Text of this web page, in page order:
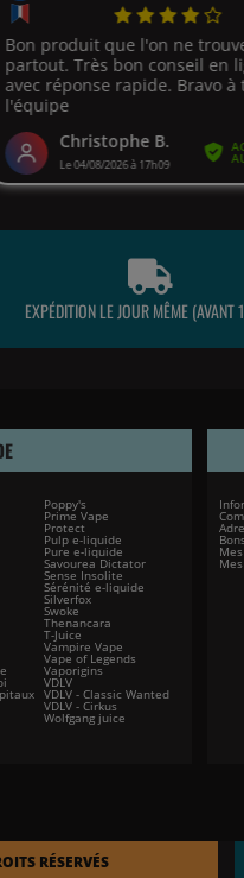
EXPÉDITION LE JOUR MÊME (AVANT
Poppy's
Prime Vape
Protect
Pulp e-liquide
Pure e-liquide
Savourea Dictator
Sense Insolite
Sérénité e-liquide
Silverfox
Swoke
Thenancara
T-Juice
Vampire Vape
Vape of Legends
Vaporigins
VDLV
VDLV - Classic Wanted
VDLV - Cirkus
Wolfgang juice
RÉSERVÉS